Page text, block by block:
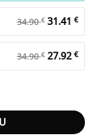
34.90€ 31.41 €
34.90€ 27.92 €